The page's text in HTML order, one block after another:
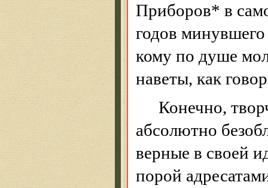
Приборов* в
годов
кому по душе
наветы, как
Конечно,
абсолютно
верные в своей
порой